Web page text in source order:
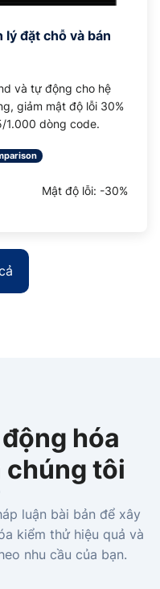
đặt chỗ và bán
và tự động cho hệ
giảm mật độ lỗi 30%
1.000 dòng code.
Mật độ lỗi: -30%
hóa
chúng tôi
luận bài bản để xây
kiểm thử hiệu quả và
nhu cầu của bạn.